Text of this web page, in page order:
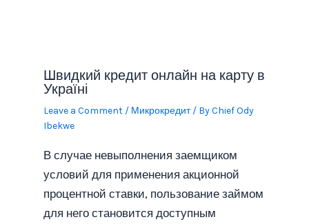
Швидкий кредит онлайн на карту в
Україні
Leave a Comment / Микрокредит/ ByChief Ody
Ibekwe
В случае невыполнения заемщиком
условий для применения акционной
процентной ставки, пользование займом
для него становится доступным